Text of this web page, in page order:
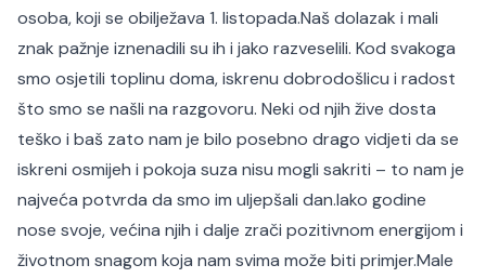
osoba, koji se obilježava 1. listopada.Naš dolazak i mali
znak pažnje iznenadili su ih i jako razveselili. Kod svakoga
smo osjetili toplinu doma, iskrenu dobrodošlicu i radost
što smo se našli na razgovoru. Neki od njih žive dosta
teško i baš zato nam je bilo posebno drago vidjeti da se
iskreni osmijeh i pokoja suza nisu mogli sakriti – to nam je
najveća potvrda da smo im uljepšali dan.Iako godine
nose svoje, većina njih i dalje zrači pozitivnom energijom i
životnom snagom koja nam svima može biti primjer.Male